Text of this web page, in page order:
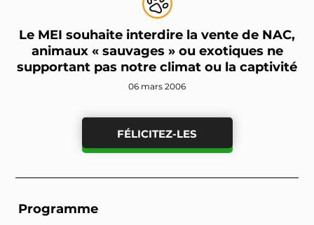
Le MEI souhaite interdire la vente de NAC,
animaux « sauvages » ou exotiques ne
supportant pas notre climat ou la captivité
06 mars 2006
FÉLICITEZ-LES
Programme